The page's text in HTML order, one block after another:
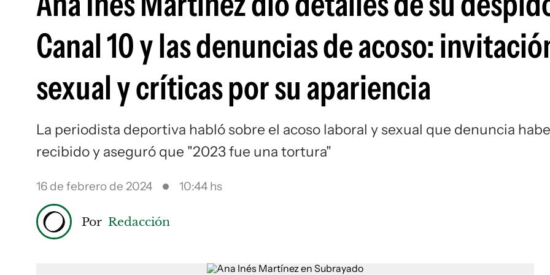
Canal 10 y las denuncias de acoso:
sexual y críticas por su apariencia
La periodista deportiva habló sobre el acoso laboral y sexual que denuncia
recibido y aseguró que "2023 fue una tortura"
16 de febrero de 2024 10:44 hs
Por Redacción